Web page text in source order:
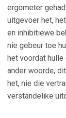
ergometer
uitgevoer het,
en inhibitiewe
nie gebeur toe
het voordat
ander woorde,
het, nie die
verstandelike